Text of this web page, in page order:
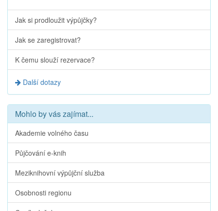
Jak si prodloužit výpůjčky?
Jak se zaregistrovat?
K čemu slouží rezervace?
Další dotazy
Mohlo by vás zajímat...
Akademie volného času
Půjčování e-knih
Meziknihovní výpůjční služba
Osobnosti regionu